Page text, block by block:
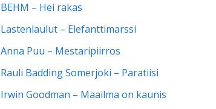
BEHM – Hei rakas
Lastenlaulut – Elefanttimarssi
Anna Puu – Mestaripiirros
Rauli Badding Somerjoki – Paratiisi
Irwin Goodman – Maailma on kaunis